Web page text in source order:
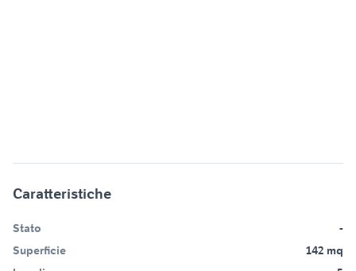
Caratteristiche
Stato
-
Superficie
142 mq